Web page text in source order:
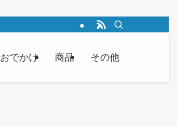
おでかけ 商品 その他